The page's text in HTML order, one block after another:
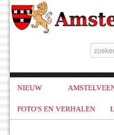
NIEUW
FOTO'S EN VERHALEN